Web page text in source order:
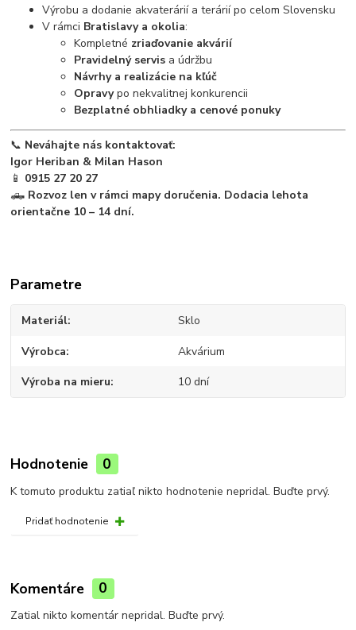
Výrobu a dodanie akvaterárií a terárií po celom Slovensku
V rámci Bratislavy a okolia:
Kompletné zriaďovanie akvárií
Pravidelný servis a údržbu
Návrhy a realizácie na kľúč
Opravypo nekvalitnej konkurencii
Bezplatné obhliadky a cenové ponuky
📞 Neváhajte nás kontaktovať:
Igor Heriban & Milan Hason
📱 0915 27 20 27
🛻 Rozvoz len v rámci mapy doručenia. Dodacia lehota
orientačne 10 – 14 dní.
Parametre
Materiál Sklo
Výrobca Akvárium
Výroba na mieru 10 dní
Hodnotenie 0
K tomuto produktu zatiaľ nikto hodnotenie nepridal. Buďte prvý.
Pridať hodnotenie
Komentáre 0
Zatial nikto komentár nepridal. Buďte prvý.